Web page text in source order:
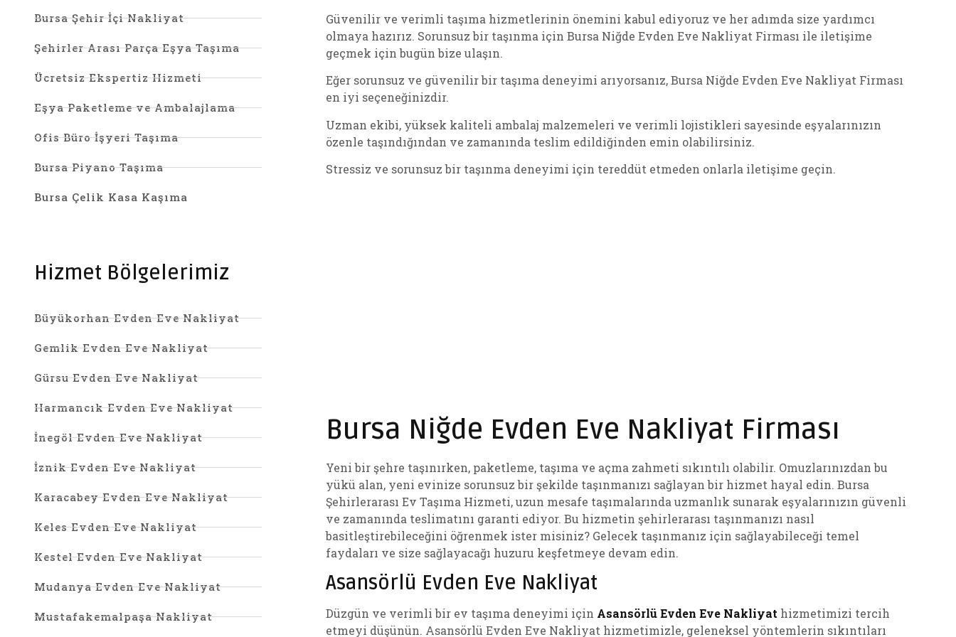
Bursa Şehir İçi Nakliyat
Şehirler Arası Parça Eşya Taşıma
Ücretsiz Ekspertiz Hizmeti
Eşya Paketleme ve Ambalajlama
Ofis Büro İşyeri Taşıma
Bursa Piyano Taşıma
Bursa Çelik Kasa Kaşıma
Hizmet Bölgelerimiz
Büyükorhan Evden Eve Nakliyat
Gemlik Evden Eve Nakliyat
Gürsu Evden Eve Nakliyat
Harmancık Evden Eve Nakliyat
İnegöl Evden Eve Nakliyat
İznik Evden Eve Nakliyat
Karacabey Evden Eve Nakliyat
Keles Evden Eve Nakliyat
Kestel Evden Eve Nakliyat
Mudanya Evden Eve Nakliyat
Mustafakemalpaşa Nakliyat
Güvenilir ve verimli taşıma hizmetlerinin önemini kabul ediyoruz ve her adımda size yardımcı
olmaya hazırız. Sorunsuz bir taşınma için Bursa Niğde Evden Eve Nakliyat Firması ile iletişime
geçmek için bugün bize ulaşın.
Eğer sorunsuz ve güvenilir bir taşıma deneyimi arıyorsanız, Bursa Niğde Evden Eve Nakliyat Firması
en iyi seçeneğinizdir.
Uzman ekibi, yüksek kaliteli ambalaj malzemeleri ve verimli lojistikleri sayesinde eşyalarınızın
özenle taşındığından ve zamanında teslim edildiğinden emin olabilirsiniz.
Stressiz ve sorunsuz bir taşınma deneyimi için tereddüt etmeden onlarla iletişime geçin.
Bursa Niğde Evden Eve Nakliyat Firması
Yeni bir şehre taşınırken, paketleme, taşıma ve açma zahmeti sıkıntılı olabilir. Omuzlarınızdan bu
yükü alan, yeni evinize sorunsuz bir şekilde taşınmanızı sağlayan bir hizmet hayal edin. Bursa
Şehirlerarası Ev Taşıma Hizmeti, uzun mesafe taşımalarında uzmanlık sunarak eşyalarınızın güvenli
ve zamanında teslimatını garanti ediyor. Bu hizmetin şehirlerarası taşınmanızı nasıl
basitleştirebileceğini öğrenmek ister misiniz? Gelecek taşınmanız için sağlayabileceği temel
faydaları ve size sağlayacağı huzuru keşfetmeye devam edin.
Asansörlü Evden Eve Nakliyat
Düzgün ve verimli bir ev taşıma deneyimi için Asansörlü Evden Eve Nakliyat hizmetimizi tercih
etmeyi düşünün. Asansörlü Evden Eve Nakliyat hizmetimizle, geleneksel yöntemlerin sıkıntıları